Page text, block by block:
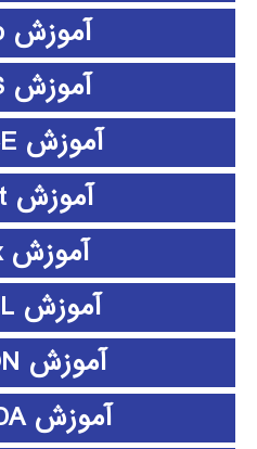
آموزش github
آموزش HFSS
آموزش HSPICE
آموزش L-Edit
آموزش Latex
آموزش LISREL
آموزش LUMION
آموزش MAXQDA